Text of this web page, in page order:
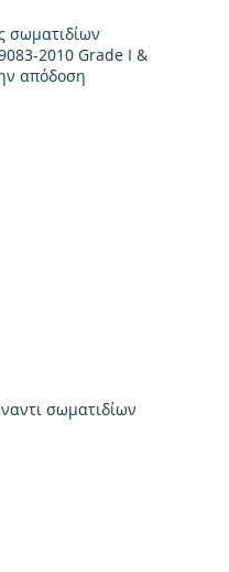
σωματιδίων
2010 Grade I &
απόδοση
σωματιδίων